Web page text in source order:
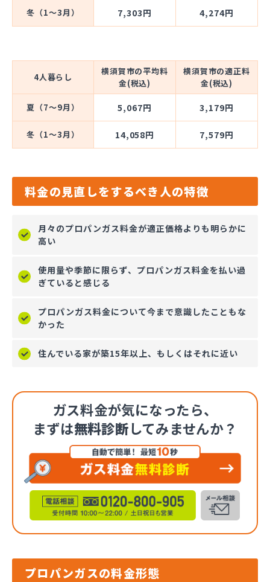
冬（1～3月） 7,303円 4,274円
4人暮らし
横須賀市の平均料
金(税込)
横須賀市の適正料
金(税込)
夏（7～9月） 5,067円 3,179円
冬（1～3月） 14,058円 7,579円
料金の見直しをするべき人の特徴
月々のプロパンガス料金が適正価格よりも明らかに
高い
使用量や季節に限らず、プロパンガス料金を払い過
ぎていると感じる
プロパンガス料金について今まで意識したこともな
かった
住んでいる家が築15年以上、もしくはそれに近い
ガス料金が気になったら、
まずは無料診断してみませんか？
プロパンガスの料金形態